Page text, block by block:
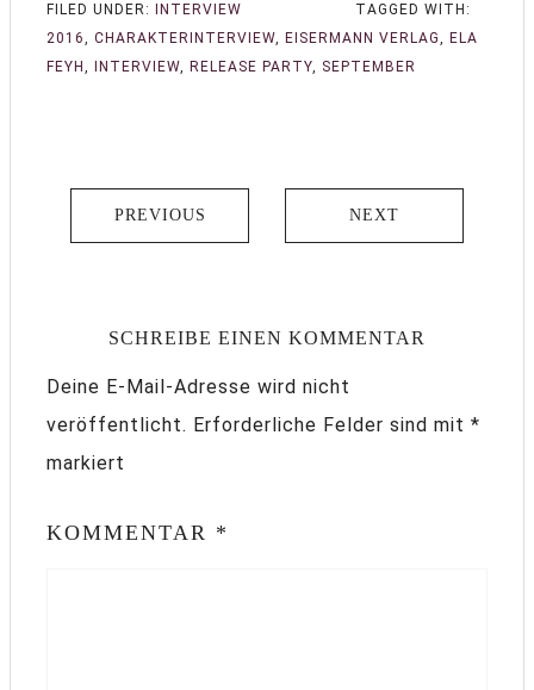
FILED UNDER: INTERVIEW
TAGGED WITH:
2016, CHARAKTERINTERVIEW, EISERMANN VERLAG, ELA
FEYH , INTERVIEW, RELEASE PARTY, SEPTEMBER
PREVIOUS NEXT
SCHREIBE EINEN KOMMENTAR
Deine E-Mail-Adresse wird nicht
veröffentlicht. Erforderliche Felder sind mit *
markiert
KOMMENTAR *